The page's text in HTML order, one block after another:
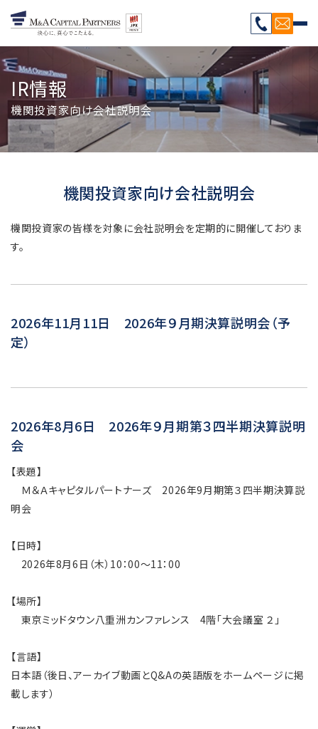
IR情報
機関投資家向け会社説明会
機関投資家向け会社説明会
機関投資家の皆様を対象に会社説明会を定期的に開催しておりま
す。
2026年11月11日 2026年９月期決算説明会（予
定）
2026年8月6日 2026年９月期第３四半期決算説明
会
【表題】
Ｍ＆Ａキャピタルパートナーズ 2026年9月期第３四半期決算説
明会
【日時】
2026年8月6日（木）10：00～11：00
【場所】
東京ミッドタウン八重洲カンファレンス 4階「大会議室 ２」
【言語】
日本語（後日、アーカイブ動画とQ&Aの英語版をホームページに掲
載します）